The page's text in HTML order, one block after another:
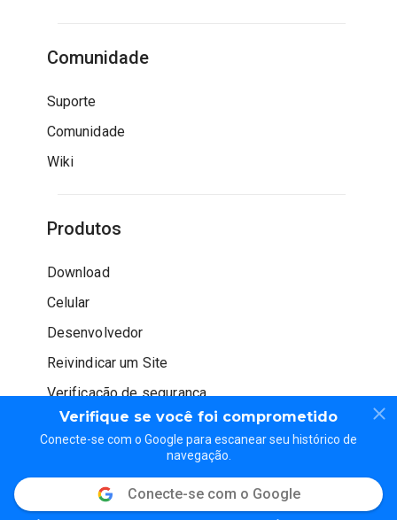
Verifique se você foi comprometido
Conecte-se com o Google para escanear seu histórico de
navegação.
Conecte-se com o Google
Comunidade
Suporte
Comunidade
Wiki
Produtos
Download
Celular
Desenvolvedor
Reivindicar um Site
Verificação de segurança
© WOT Services LP. Todos os direitos reservados